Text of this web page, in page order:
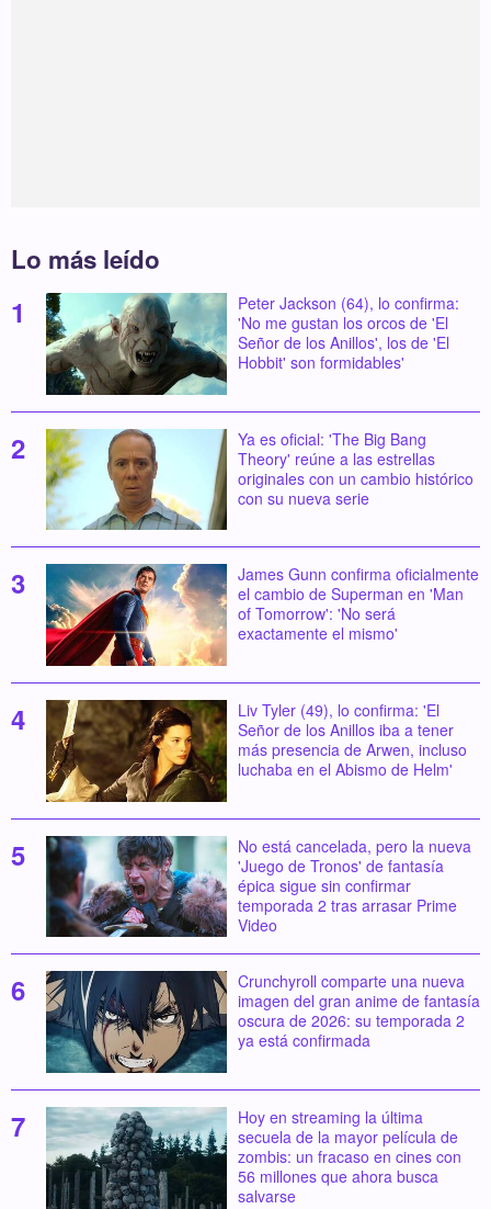
Lo más leído
Peter Jackson (64), lo confirma:
'No me gustan los orcos de 'El
Señor de los Anillos', los de 'El
Hobbit' son formidables'
Ya es oficial: 'The Big Bang
Theory' reúne a las estrellas
originales con un cambio histórico
con su nueva serie
James Gunn confirma oficialmente
el cambio de Superman en 'Man
of Tomorrow': 'No será
exactamente el mismo'
Liv Tyler (49), lo confirma: 'El
Señor de los Anillos iba a tener
más presencia de Arwen, incluso
luchaba en el Abismo de Helm'
No está cancelada, pero la nueva
'Juego de Tronos' de fantasía
épica sigue sin confirmar
temporada 2 tras arrasar Prime
Video
Crunchyroll comparte una nueva
imagen del gran anime de fantasía
oscura de 2026: su temporada 2
ya está confirmada
Hoy en streaming la última
secuela de la mayor película de
zombis: un fracaso en cines con
56 millones que ahora busca
salvarse